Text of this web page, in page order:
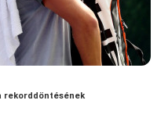
rekorddöntésének